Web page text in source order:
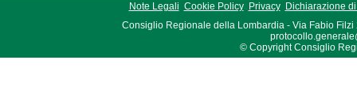
Note Legali Cookie Policy Privacy
Dichiarazione
Consiglio Regionale della Lombardia - Via Fabio Filzi
© Copyright Consiglio